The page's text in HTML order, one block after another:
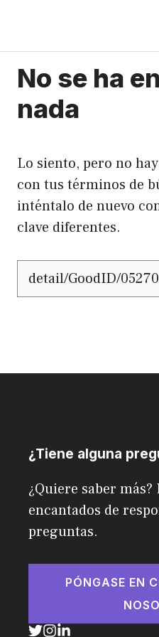
contenido
No se ha
nada
Lo siento, pero no
con tus términos de
inténtalo de nuevo
clave diferentes.
Buscar:
¿Tiene alguna
¿Quiere saber más?
encantados de
preguntas.
PÓNGASE EN